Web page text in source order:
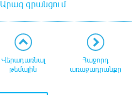
Արագ գրանցում
Վերադառնալ
թեմային
Հաջորդ
առաջադրանքը